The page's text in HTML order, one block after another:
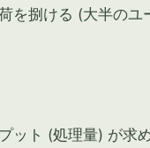
を捌ける (大半のユ
ット (処理量) が求